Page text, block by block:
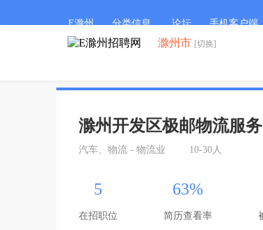
E滁州 分类信息 论坛 手机客户端
滁州市 [切换]
滁州开发区极邮物流服
汽车、物流 - 物流业 10-30人
5
在招职位
63%
简历查看率